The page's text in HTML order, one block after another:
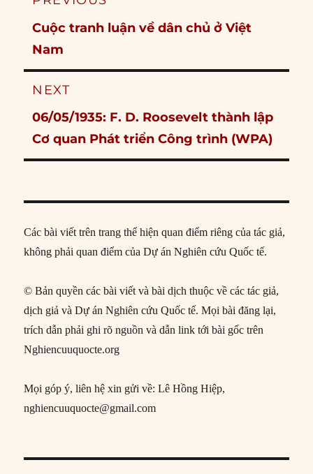
Previous
post:
Cuộc tranh luận về dân chủ ở Việt
Nam
NEXT
Next
post:
06/05/1935: F. D. Roosevelt thành lập
Cơ quan Phát triển Công trình (WPA)
Các bài viết trên trang thể hiện quan điểm riêng của tác giả,
không phải quan điểm của Dự án Nghiên cứu Quốc tế.
© Bản quyền các bài viết và bài dịch thuộc về các tác giả,
dịch giả và Dự án Nghiên cứu Quốc tế. Mọi bài đăng lại,
trích dẫn phải ghi rõ nguồn và dẫn link tới bài gốc trên
Nghiencuuquocte.org
Mọi góp ý, liên hệ xin gửi về: Lê Hồng Hiệp,
nghiencuuquocte@gmail.com